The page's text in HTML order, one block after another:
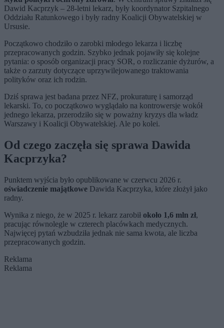
Dawid Kacprzyk – 28-letni lekarz, były koordynator Szpitalnego
Oddziału Ratunkowego i były radny Koalicji Obywatelskiej w
Ursusie.
Początkowo chodziło o zarobki młodego lekarza i liczbę
przepracowanych godzin. Szybko jednak pojawiły się kolejne
pytania: o sposób organizacji pracy SOR, o rozliczanie dyżurów, a
także o zarzuty dotyczące uprzywilejowanego traktowania
polityków oraz ich rodzin.
Dziś sprawa jest badana przez NFZ, prokuraturę i samorząd
lekarski. To, co początkowo wyglądało na kontrowersje wokół
jednego lekarza, przerodziło się w poważny kryzys dla władz
Warszawy i Koalicji Obywatelskiej. Ale po kolei.
Od czego zaczęła się sprawa Dawida
Kacprzyka?
Punktem wyjścia było opublikowane w czerwcu 2026 r.
oświadczenie majątkowe Dawida Kacprzyka, które złożył jako
radny.
Wynika z niego, że w 2025 r. lekarz zarobił około 1,6 mln zł,
pracując równolegle w czterech placówkach medycznych.
Najwięcej pytań wzbudziła jednak nie sama kwota, ale liczba
przepracowanych godzin.
Reklama
Reklama